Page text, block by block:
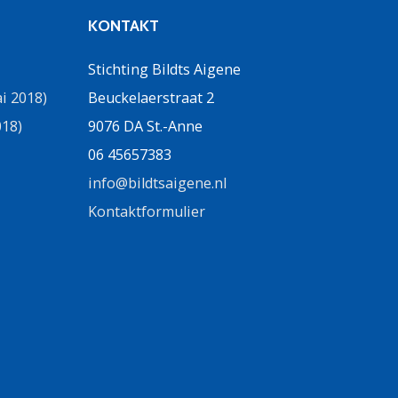
2018)
KONTAKT
Stichting Bildts Aigene
Beuckelaerstraat 2
9076 DA St.-Anne
06 45657383
info@bildtsaigene.nl
Kontaktformulier